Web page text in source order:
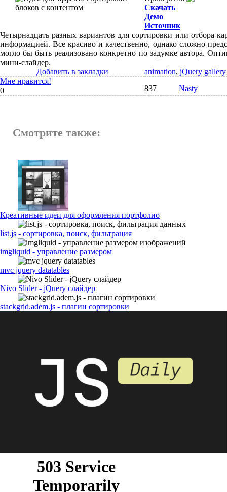
Скачать
Демо
Источник
Четырнадцать разных вариантов для сортировки или отбора
информацией. Все красиво и качественно, однако сложно
могло бы быть реализовано конкретно по задумке автора.
мини-слайдер.
Добавить в закладки
animation, jQuery gallery
Мне нравится!
0
837 Nasty
Смотрите также:
Креативные идеи для оформления портфолио
list.js - сортировка, поиск, фильтрация
imgliquid - управление размером
mvc jquery datatables
Nivo Slider - jQuery слайдер
stackgrid.adem.js - плагин сортировки